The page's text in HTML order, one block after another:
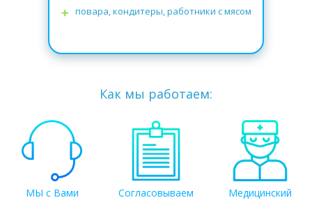
повара, кондитеры, работники с мясом
Как мы работаем:
МЫ с Вами
Согласовываем
Медицинский